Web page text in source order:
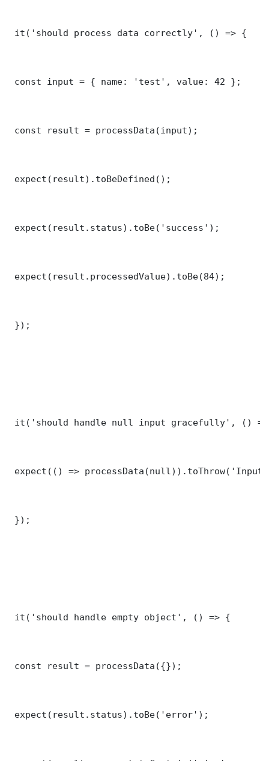
it('should process data correctly', () => {
const input = { name: 'test', value: 42 };
const result = processData(input);
expect(result).toBeDefined();
expect(result.status).toBe('success');
expect(result.processedValue).toBe(84);
});
it('should handle null input gracefully', ()
expect(() =>
});
it('should handle empty object', () => {
const result = processData({});
expect(result.status).toBe('error');